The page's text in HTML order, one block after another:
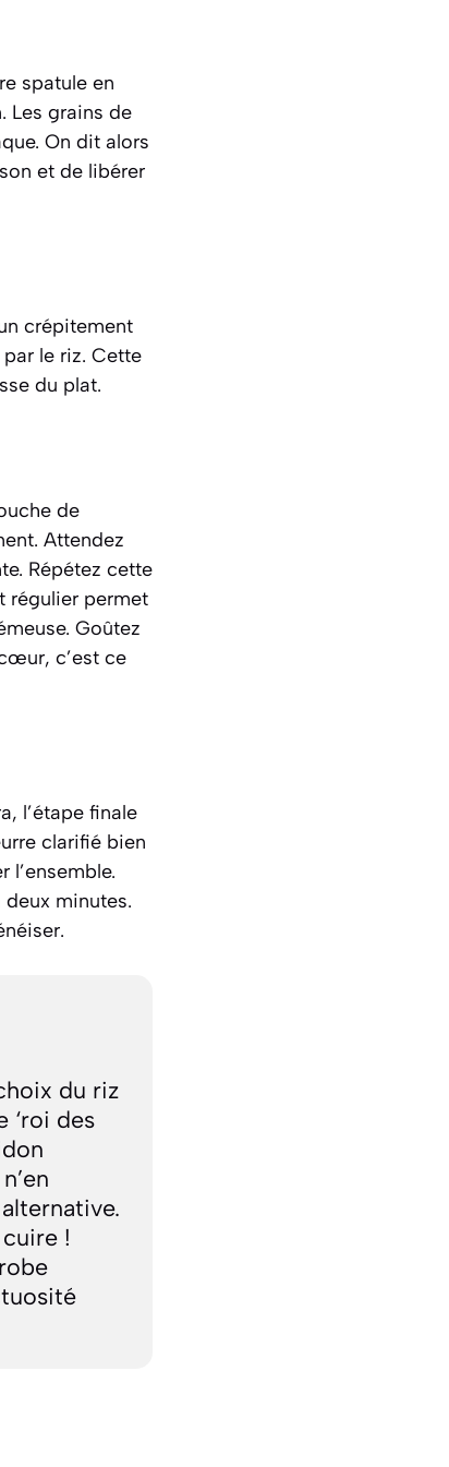
spatule en
Les grains de
On dit alors
et de libérer
crépitement
le riz. Cette
du plat.
de
Attendez
Répétez cette
régulier permet
Goûtez
c’est ce
, l’étape finale
clarifié bien
l’ensemble.
minutes.
du riz
‘roi des
!